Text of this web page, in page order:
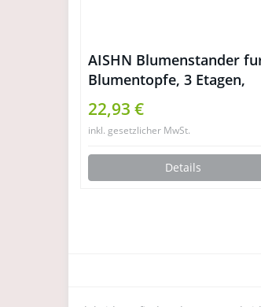
AISHN Blumenstander
Blumentopfe, 3 Etagen,
geschwungenes,
dekoratives Design, Metall,
Garten/Terrasse
22,93 €
inkl. gesetzlicher MwSt.
Details